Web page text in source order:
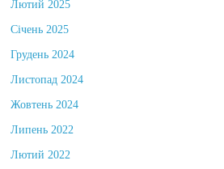
Лютий 2025
Січень 2025
Грудень 2024
Листопад 2024
Жовтень 2024
Липень 2022
Лютий 2022